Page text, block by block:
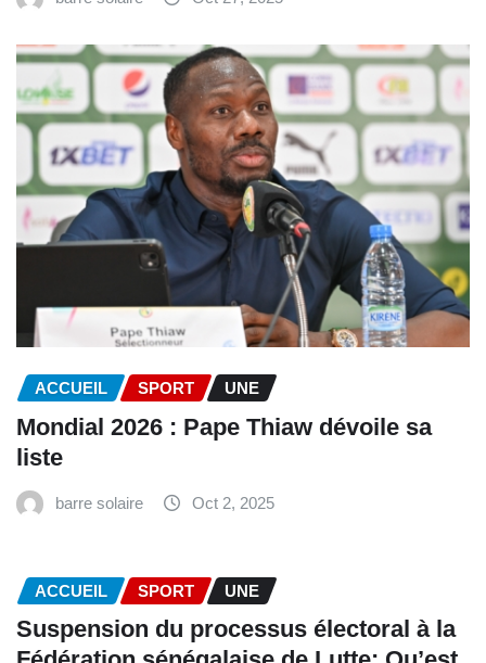
ACCUEIL SPORT UNE
Mondial 2026 : Pape Thiaw dévoile sa
liste
barre solaire Oct 2, 2025
ACCUEIL SPORT UNE
‎Suspension du processus électoral à la